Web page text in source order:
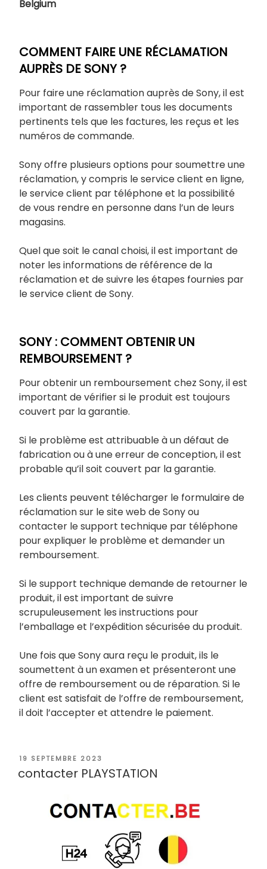
Belgium
COMMENT FAIRE UNE RÉCLAMATION
AUPRÈS DE SONY ?
Pour faire une réclamation auprès de Sony, il est
important de rassembler tous les documents
pertinents tels que les factures, les reçus et les
numéros de commande.
Sony offre plusieurs options pour soumettre une
réclamation, y compris le service client en ligne,
le service client par téléphone et la possibilité
de vous rendre en personne dans l’un de leurs
magasins.
Quel que soit le canal choisi, il est important de
noter les informations de référence de la
réclamation et de suivre les étapes fournies par
le service client de Sony.
SONY : COMMENT OBTENIR UN
REMBOURSEMENT ?
Pour obtenir un remboursement chez Sony, il est
important de vérifier si le produit est toujours
couvert par la garantie.
Si le problème est attribuable à un défaut de
fabrication ou à une erreur de conception, il est
probable qu’il soit couvert par la garantie.
Les clients peuvent télécharger le formulaire de
réclamation sur le site web de Sony ou
contacter le support technique par téléphone
pour expliquer le problème et demander un
remboursement.
Si le support technique demande de retourner le
produit, il est important de suivre
scrupuleusement les instructions pour
l’emballage et l’expédition sécurisée du produit.
Une fois que Sony aura reçu le produit, ils le
soumettent à un examen et présenteront une
offre de remboursement ou de réparation. Si le
client est satisfait de l’offre de remboursement,
il doit l’accepter et attendre le paiement.
PUBLIÉ
19 SEPTEMBRE 2023
contacter PLAYSTATION